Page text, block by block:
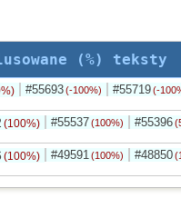
(%) teksty
#55693 (-100%) #55719 (-
(100%) #55537 (100%) #55396
(100%) #49591 (100%) #48850